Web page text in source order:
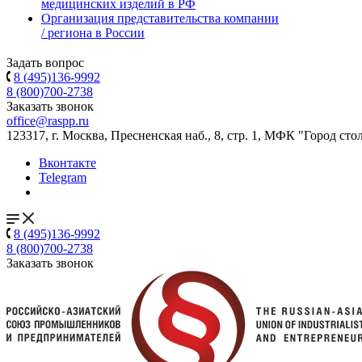
медицинских изделий в РФ
Организация представительства компании
/ региона в России
Задать вопрос
8 (495)136-9992
8 (800)700-2738
Заказать звонок
office@raspp.ru
123317, г. Москва, Пресненская наб., 8, стр. 1, МФК "Город
Вконтакте
Telegram
8 (495)136-9992
8 (800)700-2738
Заказать звонок